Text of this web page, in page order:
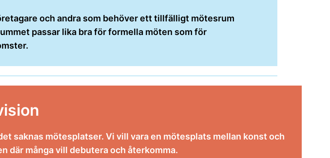
och andra som behöver ett tillfälligt mötesrum
passar lika bra för formella möten som för
saknas mötesplatser. Vi vill vara en mötesplats mellan konst och
där många vill debutera och återkomma.